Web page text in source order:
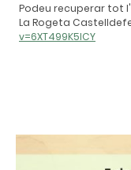
Podeu recuperar tot
La Rogeta
v=6XT499K5lCY